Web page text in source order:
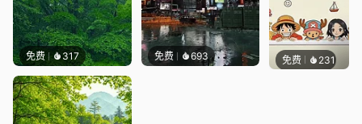
免费 317 免费 693 免费 231渔小小